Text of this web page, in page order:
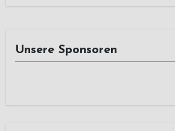
Unsere Sponsoren